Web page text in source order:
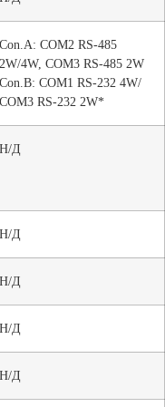
Con.A: COM2 RS-485
2W/4W, COM3 RS-485 2W
Con.B: COM1 RS-232 4W/
COM3 RS-232 2W*
Н/Д
Н/Д
Н/Д
Н/Д
Н/Д